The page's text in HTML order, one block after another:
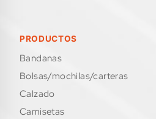
PRODUCTOS
bandanas
bolsas/mochilas/carteras
calzado
camisetas